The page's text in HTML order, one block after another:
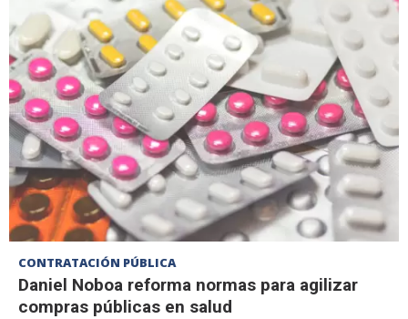
CONTRATACIÓN PÚBLICA
Daniel Noboa reforma normas para agilizar
compras públicas en salud